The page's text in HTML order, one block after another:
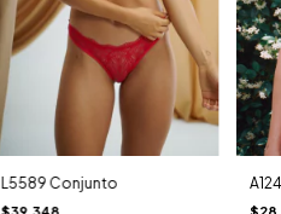
L5589 Conjunto